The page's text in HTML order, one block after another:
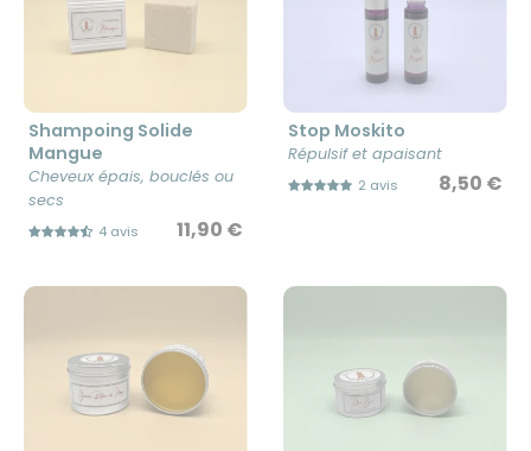
Shampoing Solide
Mangue
Cheveux épais, bouclés ou
secs
4 avis 11,90 €
Stop Moskito
Répulsif et apaisant
2 avis 8,50 €